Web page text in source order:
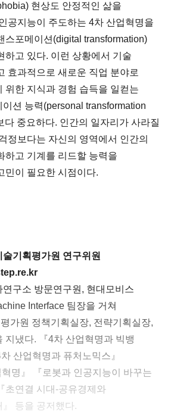
현상도 안정적인 삶을
공지능이 주도하는 4차 산업혁명을
스포메이션(digital transformation)
하고 있다. 이런 상황에서 기술
효과적으로 새로운 직업 분야로
위한 지식과 경험 습득을 일컫는
션 능력(personal transformation
다 중요하다. 인간의 일자리가 사라질
정보다는 자신의 영역에서 인간의
하고 기계를 리드할 능력을
민이 필요한 시점이다.
기획평가원 연구위원
구소 방문연구원, 현대모비스
Interface 팀장을 거쳐
가원 정책기획실장, 전략기획실장,
지냈다. 『4차 산업혁명과 빅뱅
산업혁명과 퓨처노믹스』
혁명』 『로봇과 인공지능이 바꾸는
초연결 시대-공유경제와
등을 공저했다.